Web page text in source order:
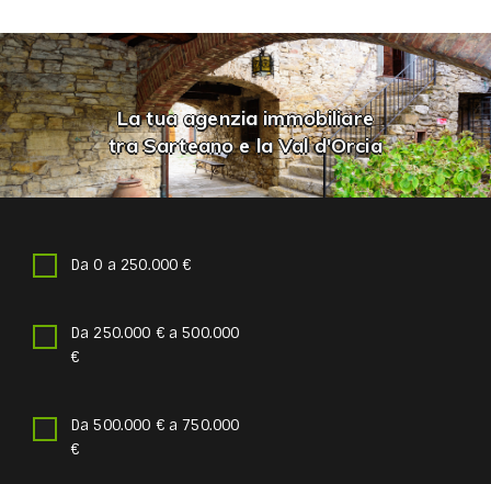
La tua agenzia immobiliare
tra Sarteano e la Val d'Orcia
Da 0 a 250.000 €
Da 250.000 € a 500.000
€
Da 500.000 € a 750.000
€